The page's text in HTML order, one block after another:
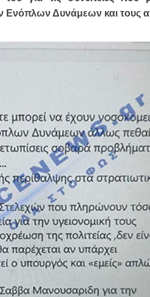
Ενόπλων Δυνάμεων και τους